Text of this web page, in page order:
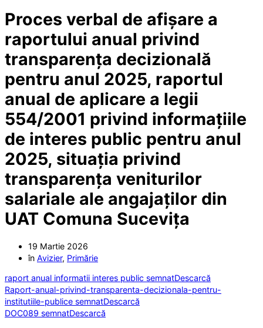
Proces verbal de afișare a
raportului anual privind
transparența decizională
pentru anul 2025, raportul
anual de aplicare a legii
554/2001 privind informațiile
de interes public pentru anul
2025, situația privind
transparența veniturilor
salariale ale angajaților din
UAT Comuna Sucevița
19 Martie 2026
în Avizier, Primărie
raport anual informatii interes public semnatDescarcă
Raport-anual-privind-transparenta-decizionala-pentru-
institutiile-publice semnatDescarcă
DOC089 semnatDescarcă